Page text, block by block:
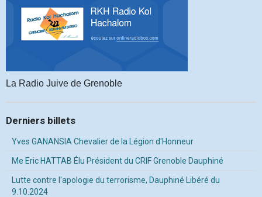
La Radio Juive de Grenoble
Derniers billets
Yves GANANSIA Chevalier de la Légion d'Honneur
Me Eric HATTAB Élu Président du CRIF Grenoble Dauphiné
Lutte contre l'apologie du terrorisme, Dauphiné Libéré du
9.10.2024